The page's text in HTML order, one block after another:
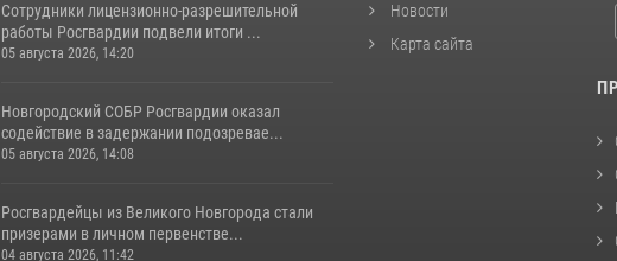
Сотрудники лицензионно-разрешительной
работы Росгвардии подвели итоги ...
05 августа 2026, 14:20
Новгородский СОБР Росгвардии оказал
содействие в задержании подозревае...
05 августа 2026, 14:08
Росгвардейцы из Великого Новгорода стали
призерами в личном первенстве...
04 августа 2026, 11:42
Новости
Карта сайта